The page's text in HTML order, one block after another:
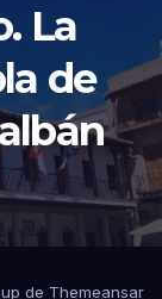
La
de
de Themeansar